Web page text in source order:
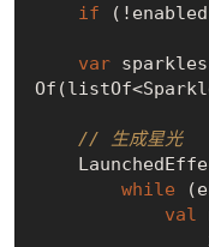
if
var sparkles
// 生成星光
while
val